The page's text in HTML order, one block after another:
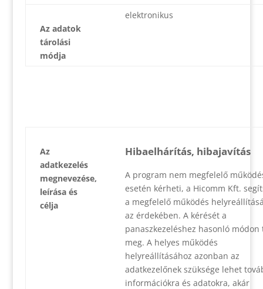
Az adatok
tárolási
módja
elektronikus
Az
adatkezelés
megnevezése,
leírása és
célja
Hibaelhárítás, hibajavítás
A program nem megfelelő
esetén kérheti, a Hicomm Kft.
a megfelelő működés
az érdekében. A kérését a
panaszkezeléshez hasonló módon
meg. A helyes működés
helyreállításához azonban az
adatkezelőnek szüksége lehet
információkra és adatokra, akár